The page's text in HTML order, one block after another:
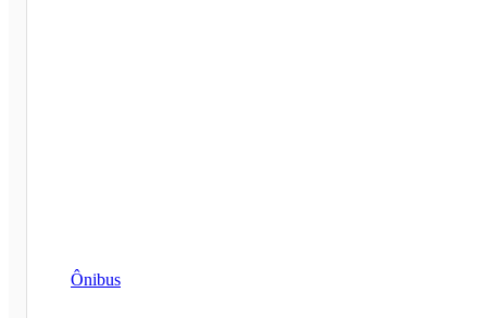
Ônibus